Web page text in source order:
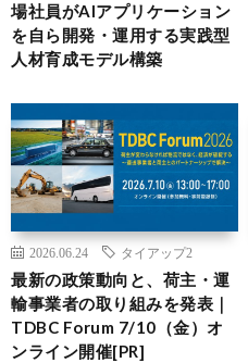
場社員がAIアプリケーション
を自ら開発・運用する実践型
人材育成モデル構築
2026.06.24 タイアップ2
最新の政策動向と、荷主・運
輸事業者の取り組みを発表｜
TDBC Forum 7/10（金）オ
ンライン開催[PR]